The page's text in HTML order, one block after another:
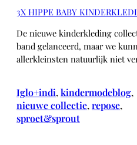
3X HIPPE BABY
De nieuwe kinderkleding
band gelanceerd, maar we
allerkleinsten natuurlijk niet
Iglo+indi, kindermodeblog
nieuwe collectie, repose
sproet&sprout